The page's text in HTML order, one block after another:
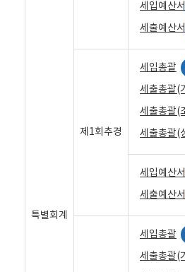
특별회계
세입예산서
세출예산서
제1회추경
세입총괄
세출총괄(
세출총괄(
세출총괄(
세입예산서
세출예산서
세입총괄
세출총괄(